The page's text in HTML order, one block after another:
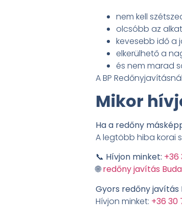
nem kell
olcsóbb az
kevesebb idő a
elkerülhető a
és nem marad
A BP
Mikor
Ha a redőny
A legtöbb hiba korai
📞 Hívjon minket: +36
🌐redőny javítás
Gyors redőny javítás
Hívjon minket: +36 30